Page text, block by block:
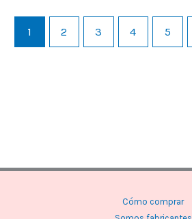
1 2 3 4 5
Cómo comprar